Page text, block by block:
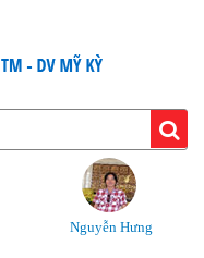
Nguyễn Hưng